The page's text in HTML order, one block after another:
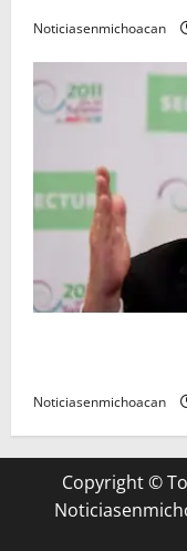
Noticiasenmichoacan
Noticiasenmichoacan
Copyright ©